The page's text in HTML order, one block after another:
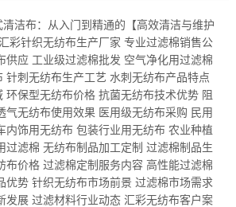
洁布：从入门到精通的【高效清洁与维护
彩针织无纺布生产厂家 专业过滤棉销售公
供应 工业级过滤棉批发 空气净化用过滤棉
针刺无纺布生产工艺 水刺无纺布产品特点
环保型无纺布价格 抗菌无纺布技术优势 阻
气无纺布使用效果 医用级无纺布采购 民用
内饰用无纺布 包装行业用无纺布 农业种植
过滤棉 无纺布制品加工定制 过滤棉制品生
布价格 过滤棉定制服务内容 高性能过滤棉
优势 针织无纺布市场前景 过滤棉市场需求
发展 过滤材料行业动态 汇彩无纺布客户案